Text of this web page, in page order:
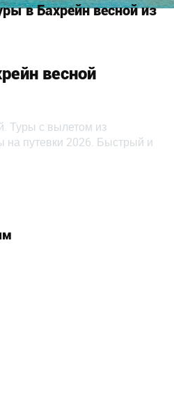
в Бахрейн весной из
весной
Туры с вылетом из
на путевки 2026. Быстрый и